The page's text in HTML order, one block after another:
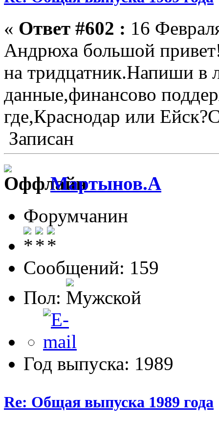
« Ответ #602 : 16
Андрюха большой
на тридцатник.Напиши в
данные,финансово
где,Краснодар или
Записан
Мартынов.А
Форумчанин
Сообщений: 159
Пол:
Год выпуска: 1989
Re: Общая выпуска 1989 года